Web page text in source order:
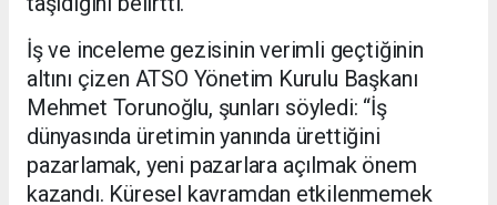
İş ve inceleme gezisinin verimli geçtiğinin
altını çizen ATSO Yönetim Kurulu Başkanı
Mehmet Torunoğlu, şunları söyledi: “İş
dünyasında üretimin yanında ürettiğini
pazarlamak, yeni pazarlara açılmak önem
kazandı. Küresel kavramdan etkilenmemek